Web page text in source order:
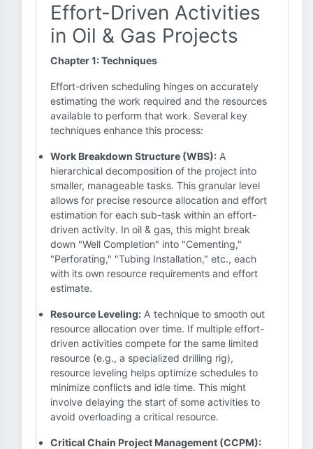
Effort-Driven Activities
in Oil & Gas Projects
Chapter 1: Techniques
Effort-driven scheduling hinges on accurately
estimating the work required and the resources
available to perform that work. Several key
techniques enhance this process:
Work Breakdown Structure (WBS): A
hierarchical decomposition of the project into
smaller, manageable tasks. This granular level
allows for precise resource allocation and effort
estimation for each sub-task within an effort-
driven activity. In oil & gas, this might break
down "Well Completion" into "Cementing,"
"Perforating," "Tubing Installation," etc., each
with its own resource requirements and effort
estimate.
Resource Leveling: A technique to smooth out
resource allocation over time. If multiple effort-
driven activities compete for the same limited
resource (e.g., a specialized drilling rig),
resource leveling helps optimize schedules to
minimize conflicts and idle time. This might
involve delaying the start of some activities to
avoid overloading a critical resource.
Critical Chain Project Management (CCPM):